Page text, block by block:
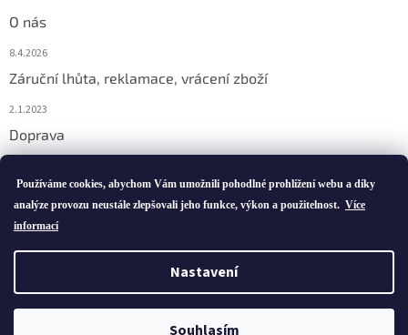
Používáme cookies, abychom Vám umožnili pohodlné prohlížení webu a díky
analýze provozu neustále zlepšovali jeho funkce, výkon a použitelnost. Více
informací
Nastavení
Souhlasím
O nás
8.4.2026
Záruční lhůta, reklamace, vrácení zboží
2.1.2023
Doprava
Copyright 2026ivatofi.cz. Všechna práva vyhrazena.